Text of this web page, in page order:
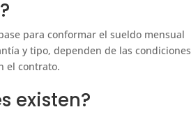
para conformar el sueldo mensual
y tipo, dependen de las condiciones
el contrato.
existen?